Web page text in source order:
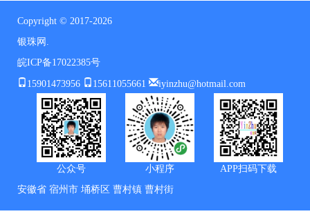
Copyright © 2017-2026
银珠网.
皖ICP备17022385号
15901473956 15611055661 iyinzhu@hotmail.com
公众号 小程序
APP扫码下载
安徽省 宿州市 埇桥区 曹村镇 曹村街